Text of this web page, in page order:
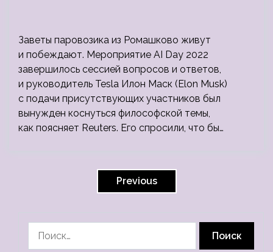
Заветы паровозика из Ромашково живут
и побеждают. Мероприятие AI Day 2022
завершилось сессией вопросов и ответов,
и руководитель Tesla Илон Маск (Elon Musk)
с подачи присутствующих участников был
вынужден коснуться философской темы,
как поясняет Reuters. Его спросили, что бы…
Previous